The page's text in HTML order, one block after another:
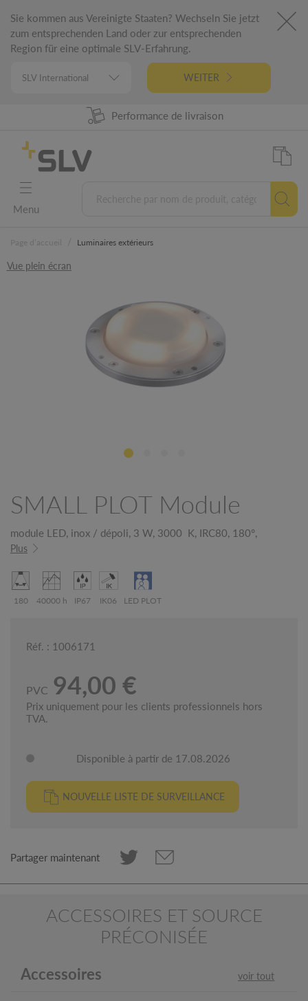
Sie kommen aus Vereinigte Staaten? Wechseln Sie jetzt
zum entsprechenden Land oder zur entsprechenden
Region für eine optimale SLV-Erfahrung.
WEITER
Disponibilité produit à 98%
Performance de livraison
Garantie 5 ans
Conception Allemande
Menu
Luminaires extérieurs
Vue plein écran
SMALL PLOT Module
module LED, inox / dépoli, 3 W, 3000 K, IRC80, 180°,
Plus
180 40000 h IP67 IK06 LED PLOT
Réf. : 1006171
PVC 94,00 €
Prix uniquement pour les clients professionnels hors
TVA.
Disponible à partir de 17.08.2026
NOUVELLE LISTE DE SURVEILLANCE
Partager maintenant
ACCESSOIRES ET SOURCE
PRÉCONISÉE
Accessoires voir tout